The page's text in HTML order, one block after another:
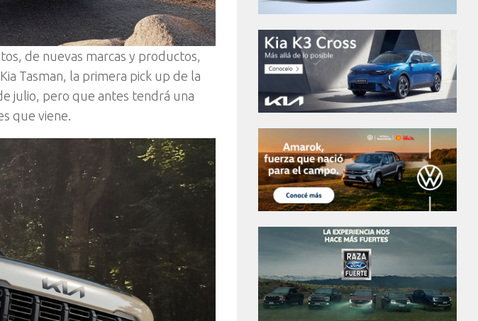
de nuevas marcas y productos,
Tasman, la primera pick up de la
julio, pero que antes tendrá una
que viene.